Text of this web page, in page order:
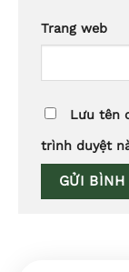
Trang web
Lưu tên
trình duyệt